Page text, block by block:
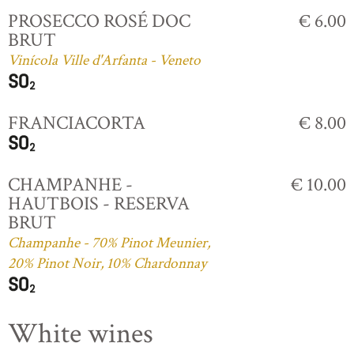
PROSECCO ROSÉ DOC
BRUT
Vinícola Ville d'Arfanta - Veneto
€ 6.00
FRANCIACORTA € 8.00
CHAMPANHE -
HAUTBOIS - RESERVA
BRUT
Champanhe - 70% Pinot Meunier,
20% Pinot Noir, 10% Chardonnay
€ 10.00
White wines